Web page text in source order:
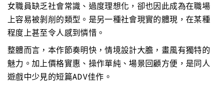
女職員缺乏社會常識、過度理想化，卻也因此成為在職場
上容易被剝削的類型。是另一種社會現實的體現，在某種
程度上甚至令人感到憐惜。
整體而言，本作節奏明快，情境設計大膽，畫風有獨特的
魅力。加上價格實惠、操作單純、場景回顧方便，是同人
遊戲中少見的短篇ADV佳作。